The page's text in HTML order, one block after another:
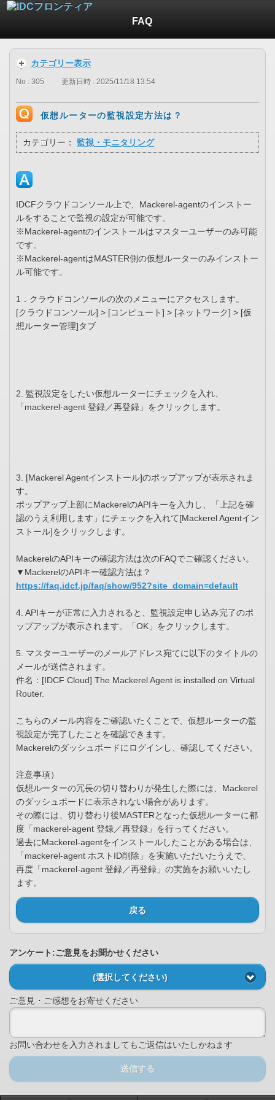
FAQ
カテゴリー表示
No : 305 更新日時 : 2025/11/18 13:54
仮想ルーターの監視設定方法は？
カテゴリー： 監視・モニタリング
IDCFクラウドコンソール上で、Mackerel-agentのインストー
ルをすることで監視の設定が可能です。
※Mackerel-agentのインストールはマスターユーザーのみ可能
です。
※Mackerel-agentはMASTER側の仮想ルーターのみインストー
ル可能です。
1．クラウドコンソールの次のメニューにアクセスします。
[クラウドコンソール] > [コンピュート] > [ネットワーク] > [仮
想ルーター管理]タブ
2. 監視設定をしたい仮想ルーターにチェックを入れ、
「mackerel-agent 登録／再登録」をクリックします。
3. [Mackerel Agentインストール]のポップアップが表示されま
す。
ポップアップ上部にMackerelのAPIキーを入力し、「上記を確
認のうえ利用します」にチェックを入れて[Mackerel Agentイン
ストール]をクリックします。
MackerelのAPIキーの確認方法は次のFAQでご確認ください。
▼MackerelのAPIキー確認方法は？
https://faq.idcf.jp/faq/show/952?site_domain=default
4. APIキーが正常に入力されると、監視設定申し込み完了のポ
ップアップが表示されます。「OK」をクリックします。
5. マスターユーザーのメールアドレス宛てに以下のタイトルの
メールが送信されます。
件名：[IDCF Cloud] The Mackerel Agent is installed on Virtual
Router.
こちらのメール内容をご確認いたくことで、仮想ルーターの監
視設定が完了したことを確認できます。
Mackerelのダッシュボードにログインし、確認してください。
注意事項）
仮想ルーターの冗長の切り替わりが発生した際には、Mackerel
のダッシュボードに表示されない場合があります。
その際には、切り替わり後MASTERとなった仮想ルーターに都
度「mackerel-agent 登録／再登録」を行ってください。
過去にMackerel-agentをインストールしたことがある場合は、
「mackerel-agent ホストID削除」を実施いただいたうえで、
再度「mackerel-agent 登録／再登録」の実施をお願いいたし
ます。
戻る
アンケート:ご意見をお聞かせください
(選択してください)
ご意見・ご感想をお寄せください
お問い合わせを入力されましてもご返信はいたしかねます
送信する